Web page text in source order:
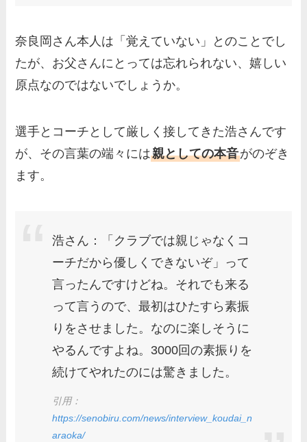
奈良岡さん本人は「覚えていない」とのことでし
たが、お父さんにとっては忘れられない、嬉しい
原点なのではないでしょうか。
選手とコーチとして厳しく接してきた浩さんです
が、その言葉の端々には親としての本音がのぞき
ます。
浩さん：「クラブでは親じゃなくコ
ーチだから優しくできないぞ」って
言ったんですけどね。それでも来る
って言うので、最初はひたすら素振
りをさせました。なのに楽しそうに
やるんですよね。3000回の素振りを
続けてやれたのには驚きました。
引用：
https://senobiru.com/news/interview_koudai_n
araoka/